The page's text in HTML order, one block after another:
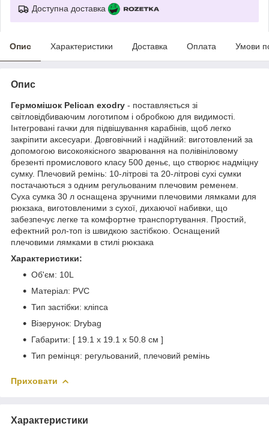
Доступна доставка
Опис Характеристики Доставка Оплата Умови
Опис
Гермомішок Pelican exodry - поставляється зі
світловідбиваючим логотипом і обробкою для видимості.
Інтегровані гачки для підвішування карабінів, щоб легко
закріпити аксесуари. Довговічний і надійний: виготовлений за
допомогою високоякісного зварювання на полівініловому
брезенті промислового класу 500 деньє, що створює надміцну
сумку. Плечовий ремінь: 10-літрові та 20-літрові сухі сумки
постачаються з одним регульованим плечовим ременем.
Суха сумка 30 л оснащена зручними плечовими лямками для
рюкзака, виготовленими з сухої, дихаючої набивки, що
забезпечує легке та комфортне транспортування. Простий,
ефектний рол-топ із швидкою застібкою. Оснащений
плечовими лямками в стилі рюкзака
Характеристики:
Об'єм: 10L
Матеріал: PVC
Тип застібки: кліпса
Візерунок: Drybag
Габарити: [ 19.1 х 19.1 х 50.8 см ]
Тип ремінця: регульований, плечовий ремінь
Приховати
Характеристики